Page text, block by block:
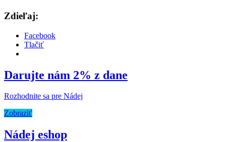
Zdieľaj:
Facebook
Tlačiť
Darujte nám 2% z dane
Rozhodnite sa pre Nádej
Zobraziť
Nádej eshop